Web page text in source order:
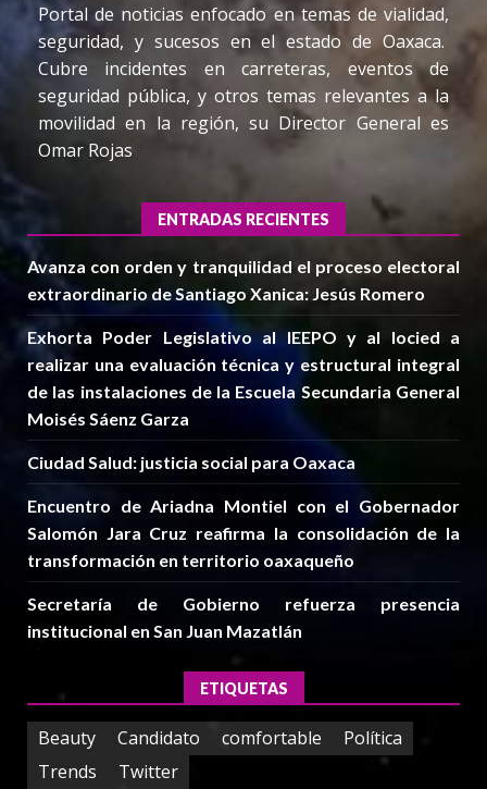
Portal de noticias enfocado en temas de vialidad,
seguridad, y sucesos en el estado de Oaxaca.
Cubre incidentes en carreteras, eventos de
seguridad pública, y otros temas relevantes a la
movilidad en la región, su Director General es
Omar Rojas
ENTRADAS RECIENTES
Avanza con orden y tranquilidad el proceso electoral
extraordinario de Santiago Xanica: Jesús Romero
Exhorta Poder Legislativo al IEEPO y al Iocied a
realizar una evaluación técnica y estructural integral
de las instalaciones de la Escuela Secundaria General
Moisés Sáenz Garza
Ciudad Salud: justicia social para Oaxaca
Encuentro de Ariadna Montiel con el Gobernador
Salomón Jara Cruz reafirma la consolidación de la
transformación en territorio oaxaqueño
Secretaría de Gobierno refuerza presencia
institucional en San Juan Mazatlán
ETIQUETAS
Beauty Candidato comfortable
Política
Trends
Twitter